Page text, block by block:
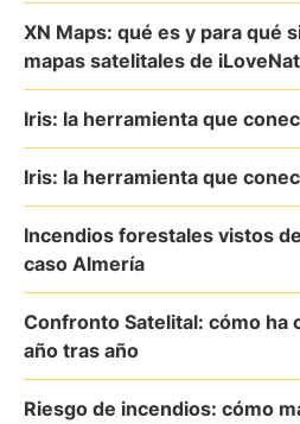
XN Maps: qué es y para qué
mapas satelitales de
Iris: la herramienta que
Iris: la herramienta que
Incendios forestales vistos
caso Almería
Confronto Satelital: cómo ha
año tras año
Riesgo de incendios: cómo